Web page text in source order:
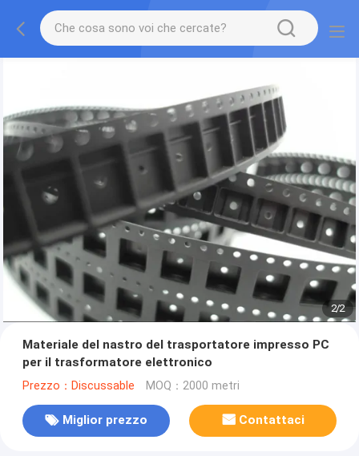
2/2
Materiale del nastro del trasportatore impresso PC
per il trasformatore elettronico
Prezzo：Discussable MOQ：2000 metri
Miglior prezzo Contattaci